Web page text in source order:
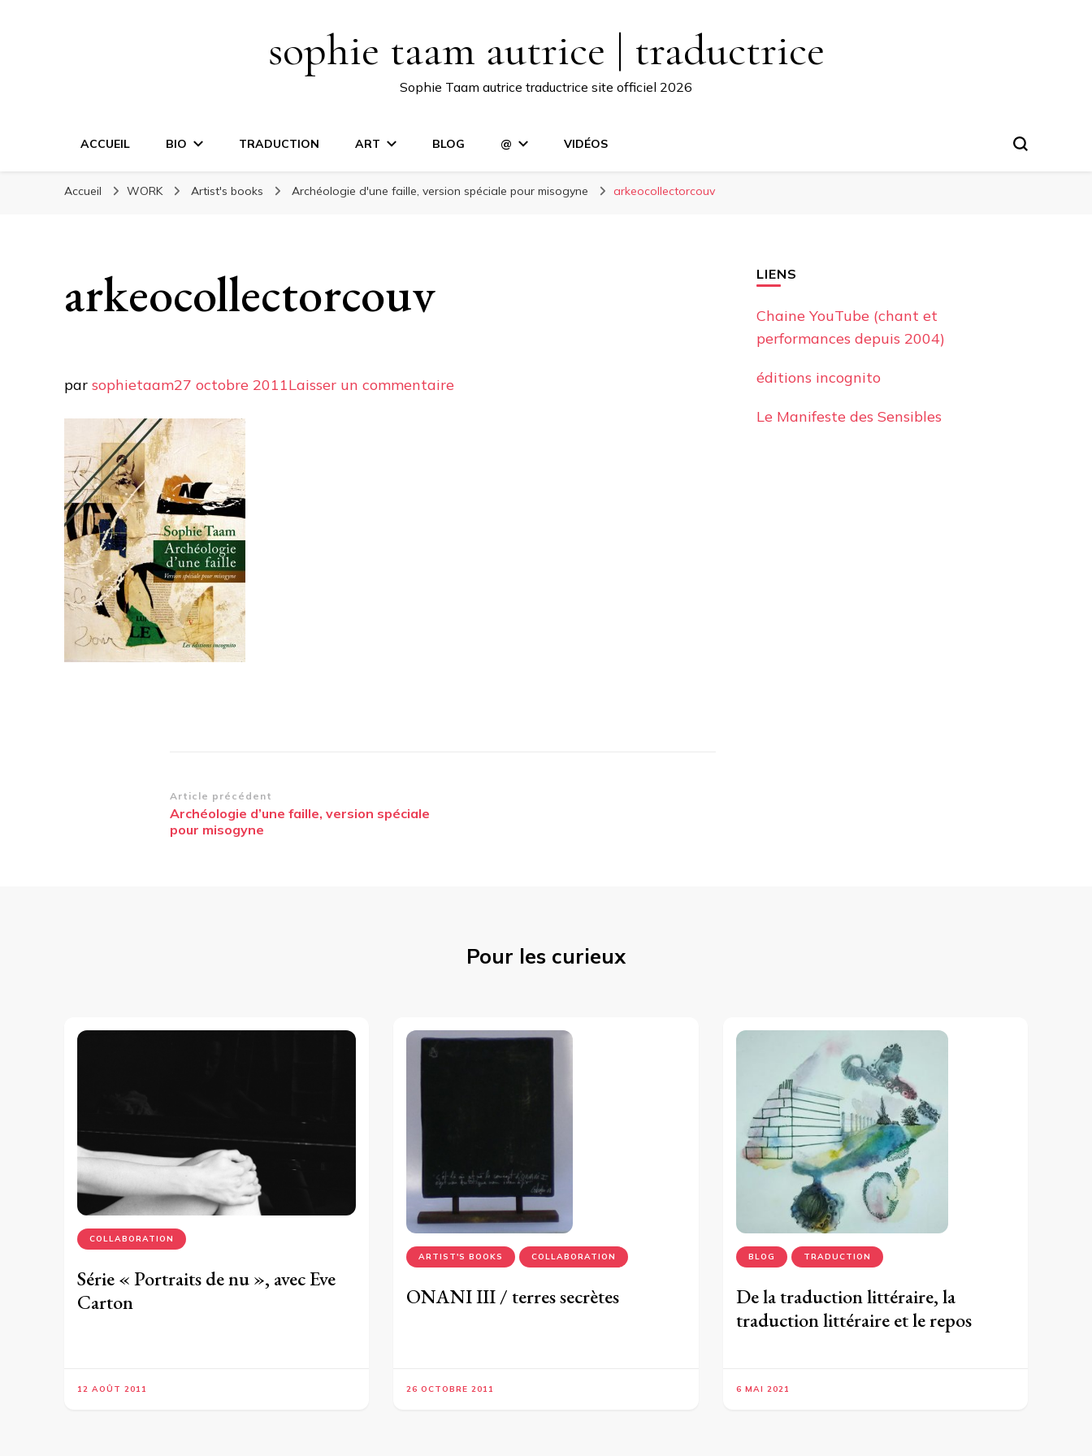
sophie taam autrice | traductrice
Sophie Taam autrice traductrice site officiel 2026
ACCUEIL BIO TRADUCTION ART BLOG @ VIDÉOS
Accueil WORK Artist's books Archéologie d'une faille, version spéciale pour misogyne arkeocollectorcouv
arkeocollectorcouv
par sophietaam27 octobre 2011Laisser un commentairesur
Navigation
d’article
Article précédent
Archéologie d’une faille, version spéciale
pour misogyne
LIENS
Chaine YouTube (chant et
performances depuis 2004)
éditions incognito
Le Manifeste des Sensibles
Pour les curieux
COLLABORATION
Série « Portraits de nu », avec Eve
Carton
12 AOÛT 2011
ARTIST'S BOOKS COLLABORATION
ONANI III / terres secrètes
26 OCTOBRE 2011
BLOG TRADUCTION
De la traduction littéraire, la
traduction littéraire et le repos
6 MAI 2021